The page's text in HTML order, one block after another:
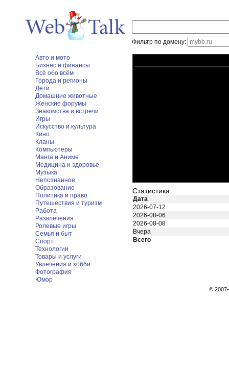
Фильтр по домену:
Авто и мото
Бизнес и финансы
Всё обо всём
Города и регионы
Дети
Домашние животные
Женские форумы
Знакомства и встречи
Игры
Искусство и культура
Кино
Кланы
Компьютеры
Манга и Аниме
Медицина и здоровье
Музыка
Непознанное
Образование
Политика и право
Путешествия и туризм
Работа
Развлечения
Ролевые игры
Семья и быт
Спорт
Технологии
Товары и услуги
Увлечения и хобби
Фотография
Юмор
Статистика
Дата
2026-07-12
2026-08-06
2026-08-08
Вчера
Всего
©